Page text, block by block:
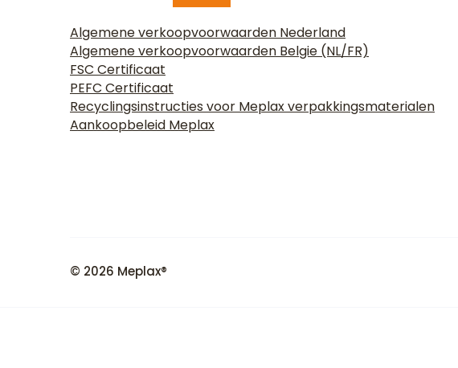
Algemene verkoopvoorwaarden Nederland
Algemene verkoopvoorwaarden Belgie (NL/FR)
FSC Certificaat
PEFC Certificaat
Recyclingsinstructies voor Meplax verpakkingsmaterialen
Aankoopbeleid Meplax
© 2026 Meplax®